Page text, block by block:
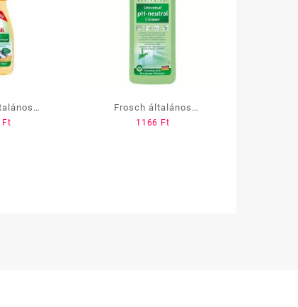
Ft
Frosch általános
tisztítószer PH semleges 1
1166 Ft